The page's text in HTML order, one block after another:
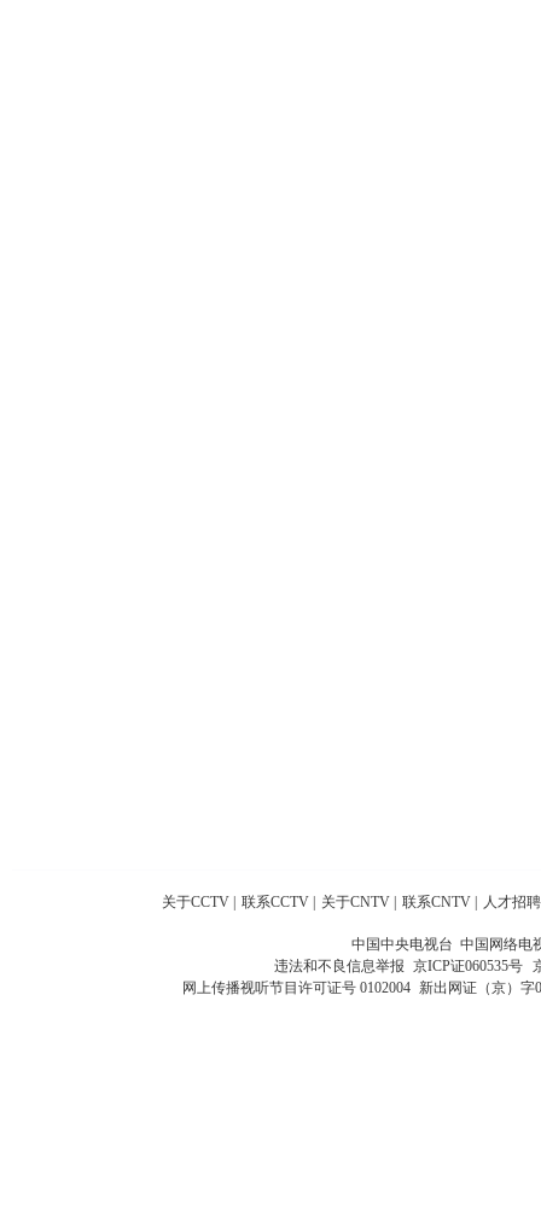
关于CCTV 联系CCTV 关于CNTV 联系CNTV 人才招聘
中国中央电视台 中国网络电
违法和不良信息举报 京ICP证060535号
网上传播视听节目许可证号 0102004 新出网证（京）